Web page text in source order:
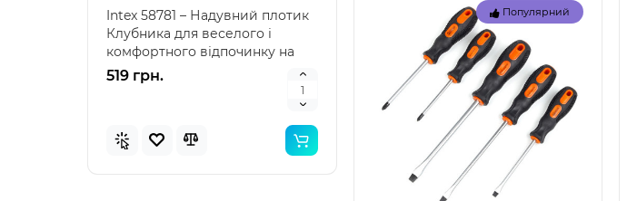
Intex 58781 – Надувний плотик
Клубника для веселого і
комфортного відпочинку на
воді Intex 58781 – я..
519 грн.
Intex 57100 (85 x 85 x 23 см) -
надувний дитячий басейн
"Зелений" Intex 57100 — це
класичний надувн..
476 грн.
Популярний